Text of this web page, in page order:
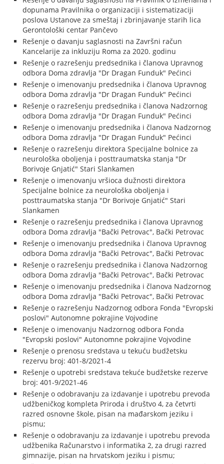
dopunama Pravilnika o organizaciji i sistematizaciji
poslova Ustanove za smeštaj i zbrinjavanje starih lica
Gerontološki centar Pančevo
Rešenje o davanju saglasnosti na Završni račun
Kancelarije za inkluziju Roma za 2020. godinu
Rešenje o razrešenju predsednika i članova Upravnog
odbora Doma zdravlja "Dr Dragan Funduk" Pećinci
Rešenje o imenovanju predsednika i članova Upravnog
odbora Doma zdravlja "Dr Dragan Funduk" Pećinci
Rešenje o razrešenju predsednika i članova Nadzornog
odbora Doma zdravlja "Dr Dragan Funduk" Pećinci
Rešenje o imenovanju predsednika i članova Nadzornog
odbora Doma zdravlja "Dr Dragan Funduk" Pećinci
Rešenje o razrešenju direktora Specijalne bolnice za
neurološka oboljenja i posttraumatska stanja "Dr
Borivoje Gnjatić" Stari Slankamen
Rešenje o imenovanju vršioca dužnosti direktora
Specijalne bolnice za neurološka oboljenja i
posttraumatska stanja "Dr Borivoje Gnjatić" Stari
Slankamen
Rešenje o razrešenju predsednika i članova Upravnog
odbora Doma zdravlja "Bački Petrovac", Bački Petrovac
Rešenje o imenovanju predsednika i članova Upravnog
odbora Doma zdravlja "Bački Petrovac", Bački Petrovac
Rešenje o razrešenju predsednika i članova Nadzornog
odbora Doma zdravlja "Bački Petrovac", Bački Petrovac
Rešenje o imenovanju predsednika i članova Nadzornog
odbora Doma zdravlja "Bački Petrovac", Bački Petrovac
Rešenje o razrešenju Nadzornog odbora Fonda "Evropski
poslovi" Autonomne pokrajine Vojvodine
Rešenje o imenovanju Nadzornog odbora Fonda
"Evropski poslovi" Autonomne pokrajine Vojvodine
Rešenje o prenosu sredstava u tekuću budžetsku
rezervu broj: 401-8/2021-4
Rešenje o upotrebi sredstava tekuće budžetske rezerve
broj: 401-9/2021-46
Rešenje o odobravanju za izdavanje i upotrebu prevoda
udžbeničkog kompleta Priroda i društvo 4, za četvrti
razred osnovne škole, pisan na mađarskom jeziku i
pismu;
Rešenje o odobravanju za izdavanje i upotrebu prevoda
udžbenika Računarstvo i informatika 2, za drugi razred
gimnazije, pisan na hrvatskom jeziku i pismu;